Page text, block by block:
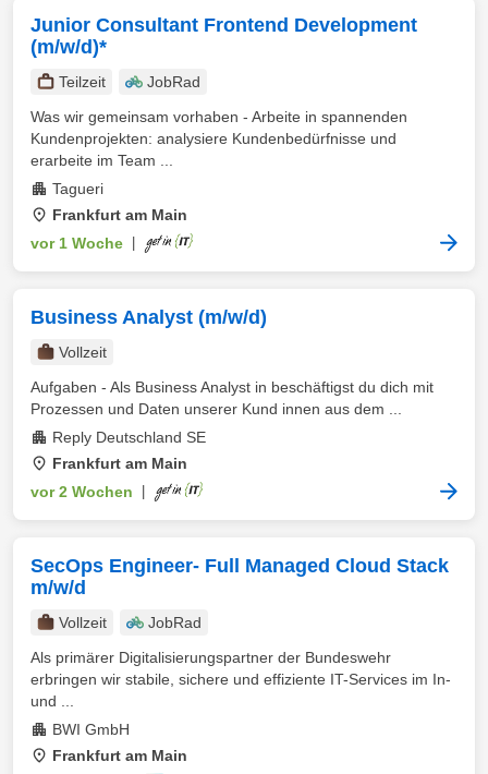
Junior Consultant Frontend Development
(m/w/d)*
Teilzeit
JobRad
Was wir gemeinsam vorhaben - Arbeite in spannenden
Kundenprojekten: analysiere Kundenbedürfnisse und
erarbeite im Team ...
Tagueri
Frankfurt am Main
vor 1 Woche
Business Analyst (m/w/d)
Vollzeit
Aufgaben - Als Business Analyst in beschäftigst du dich mit
Prozessen und Daten unserer Kund innen aus dem ...
Reply Deutschland SE
Frankfurt am Main
vor 2 Wochen
SecOps Engineer- Full Managed Cloud Stack
m/w/d
Vollzeit
JobRad
Als primärer Digitalisierungspartner der Bundeswehr
erbringen wir stabile, sichere und effiziente IT-Services im In-
und ...
BWI GmbH
Frankfurt am Main